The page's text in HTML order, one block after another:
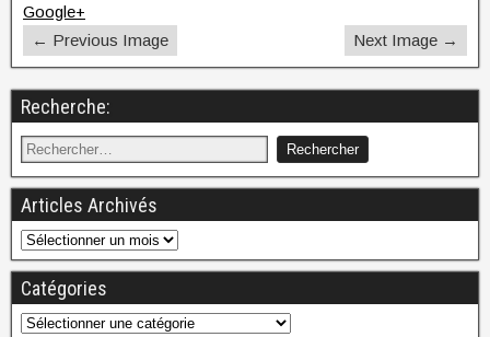
Google+
← Previous Image
Next Image →
Recherche:
Articles Archivés
Catégories